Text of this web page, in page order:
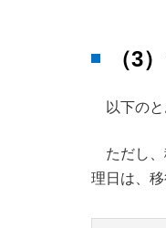
（3
以下の
ただし
理日は、